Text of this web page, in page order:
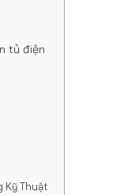
tủ điện
Kỹ Thuật